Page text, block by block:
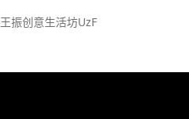
王振创意生活坊UzF